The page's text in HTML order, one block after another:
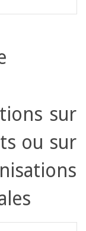
sur
ou sur